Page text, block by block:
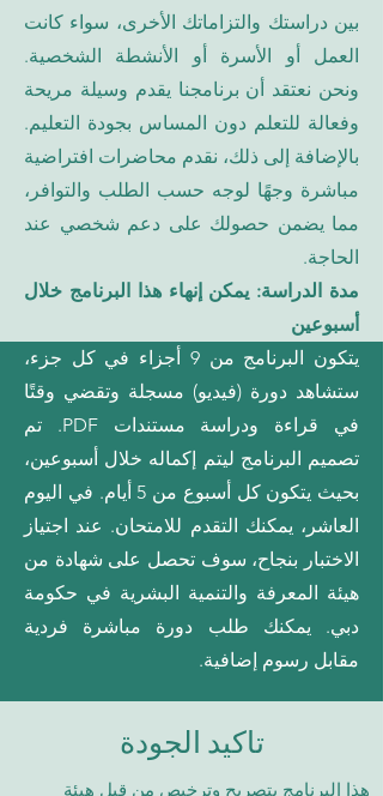
بين دراستك والتزاماتك الأخرى، سواء كانت
العمل أو الأسرة أو الأنشطة الشخصية.
ونحن نعتقد أن برنامجنا يقدم وسيلة مريحة
وفعالة للتعلم دون المساس بجودة التعليم.
بالإضافة إلى ذلك، نقدم محاضرات افتراضية
مباشرة وجهًا لوجه حسب الطلب والتوافر،
مما يضمن حصولك على دعم شخصي عند
الحاجة.
مدة الدراسة: يمكن إنهاء هذا البرنامج خلال
أسبوعين
يتكون البرنامج من 9 أجزاء في كل جزء،
ستشاهد دورة (فيديو) مسجلة وتقضي وقتًا
في قراءة ودراسة مستندات PDF. تم
تصميم البرنامج ليتم إكماله خلال أسبوعين،
بحيث يتكون كل أسبوع من 5 أيام. في اليوم
العاشر، يمكنك التقدم للامتحان. عند اجتياز
الاختبار بنجاح، سوف تحصل على شهادة من
هيئة المعرفة والتنمية البشرية في حكومة
دبي. يمكنك طلب دورة مباشرة فردية
مقابل رسوم إضافية.
تاكيد الجودة
هذا البرنامج بتصريح وترخيص من قبل هيئة